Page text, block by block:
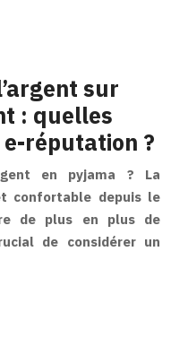
sur
: quelles
réputation ?
en pyjama ? La
confortable depuis le
de plus en plus de
de considérer un